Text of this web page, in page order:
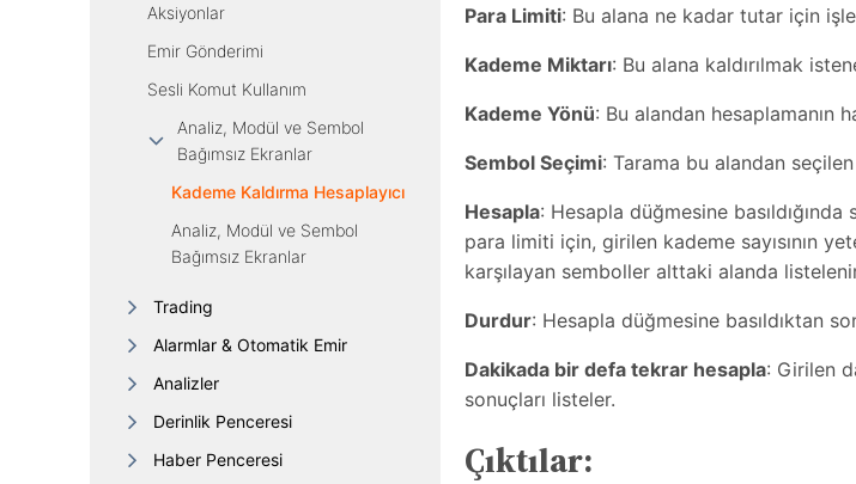
Aksiyonlar
Emir Gönderimi
Sesli Komut Kullanım
Analiz, Modül ve Sembol
Bağımsız Ekranlar
Kademe Kaldırma Hesaplayıcı
Analiz, Modül ve Sembol
Bağımsız Ekranlar
Trading
Alarmlar & Otomatik Emir
Analizler
Derinlik Penceresi
Haber Penceresi
Para Limiti: Bu alana ne kadar tutar için
Kademe Miktarı: Bu alana kaldırılmak
Kademe Yönü: Bu alandan hesaplamanın
Sembol Seçimi: Tarama bu alandan
Hesapla: Hesapla düğmesine
para limiti için, girilen kademe sayısının
karşılayan semboller alttaki alanda
Durdur: Hesapla düğmesine basıldıktan
Dakikada bir defa tekrar hesapla: Girilen
sonuçları listeler.
Çıktılar: